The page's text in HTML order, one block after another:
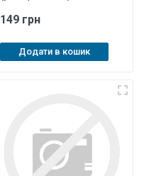
149 грн
Додати в кошик